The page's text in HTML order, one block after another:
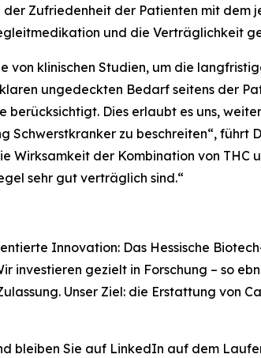
der Zufriedenheit der Patienten mit
und die Verträglichkeit
von klinischen Studien, um die
ungedeckten Bedarf seitens der
berücksichtigt. Dies erlaubt es uns,
zu beschreiten“, führt
Wirksamkeit der Kombination von
sehr gut verträglich sind.“
Innovation: Das Hessische
investieren gezielt in Forschung – so
Unser Ziel: die Erstattung von
bleiben Sie auf LinkedIn auf dem